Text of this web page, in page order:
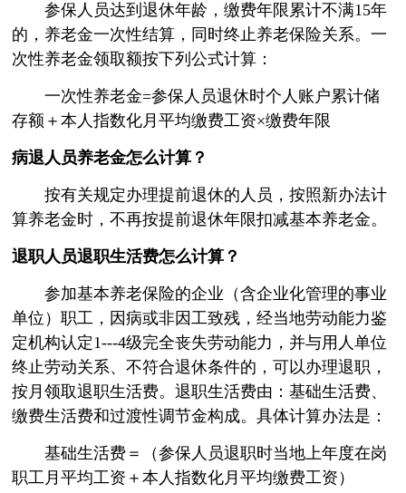
参保人员达到退休年龄，缴费年限累计不满15年
的，养老金一次性结算，同时终止养老保险关系。一
次性养老金领取额按下列公式计算：
一次性养老金=参保人员退休时个人账户累计储
存额＋本人指数化月平均缴费工资×缴费年限
病退人员养老金怎么计算？
按有关规定办理提前退休的人员，按照新办法计
算养老金时，不再按提前退休年限扣减基本养老金。
退职人员退职生活费怎么计算？
参加基本养老保险的企业（含企业化管理的事业
单位）职工，因病或非因工致残，经当地劳动能力鉴
定机构认定1---4级完全丧失劳动能力，并与用人单位
终止劳动关系、不符合退休条件的，可以办理退职，
按月领取退职生活费。退职生活费由：基础生活费、
缴费生活费和过渡性调节金构成。具体计算办法是：
基础生活费＝（参保人员退职时当地上年度在岗
职工月平均工资＋本人指数化月平均缴费工资）